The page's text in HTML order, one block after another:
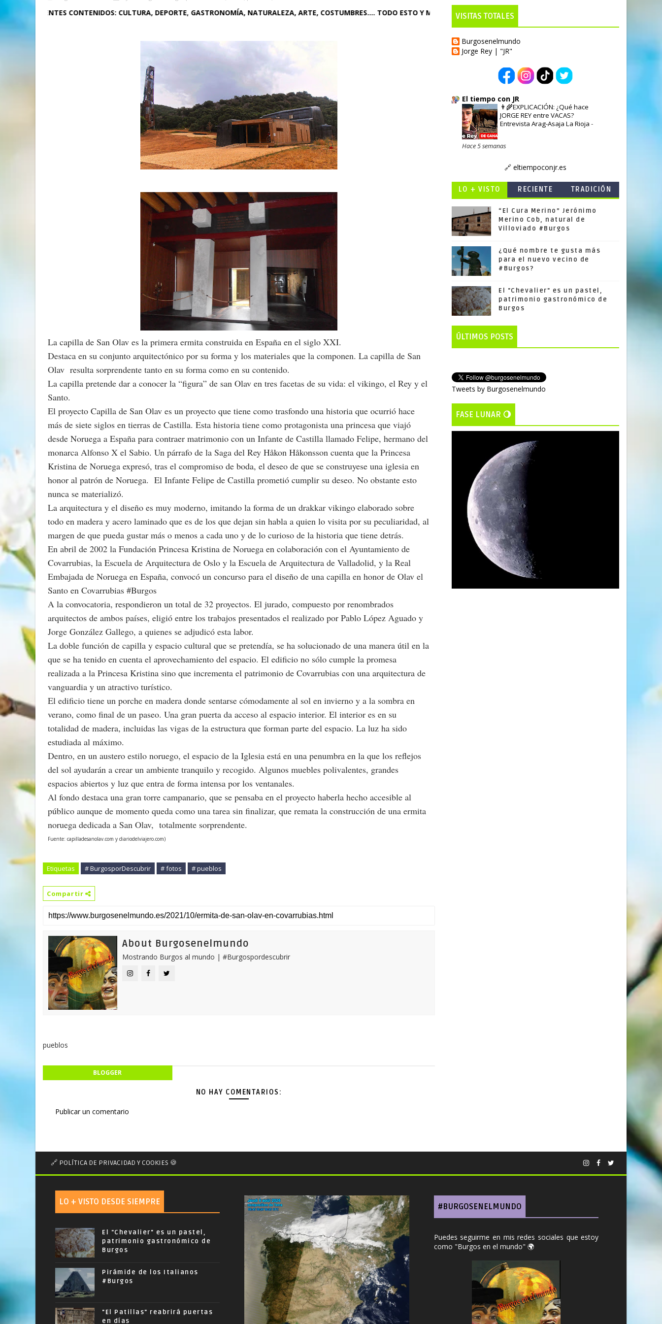
CONTENIDOS: CULTURA, DEPORTE, GASTRONOMÍA, NATURALEZA, ARTE, COSTUMBRES.... TODO ESTO Y MÁS, AQUÍ EN burgosenelmundo.es
La capilla de San Olav es la primera ermita construida en España en el siglo XXI.
Destaca en su conjunto arquitectónico por su forma y los materiales que la componen. La capilla de San
Olav resulta sorprendente tanto en su forma como en su contenido.
La capilla pretende dar a conocer la “figura” de san Olav en tres facetas de su vida: el vikingo, el Rey y el
Santo.
El proyecto Capilla de San Olav es un proyecto que tiene como trasfondo una historia que ocurrió hace
más de siete siglos en tierras de Castilla. Esta historia tiene como protagonista una princesa que viajó
desde Noruega a España para contraer matrimonio con un Infante de Castilla llamado Felipe, hermano del
monarca Alfonso X el Sabio. Un párrafo de la Saga del Rey Håkon Håkonsson cuenta que la Princesa
Kristina de Noruega expresó, tras el compromiso de boda, el deseo de que se construyese una iglesia en
honor al patrón de Noruega. El Infante Felipe de Castilla prometió cumplir su deseo. No obstante esto
nunca se materializó.
La arquitectura y el diseño es muy moderno, imitando la forma de un drakkar vikingo elaborado sobre
todo en madera y acero laminado que es de los que dejan sin habla a quien lo visita por su peculiaridad, al
margen de que pueda gustar más o menos a cada uno y de lo curioso de la historia que tiene detrás.
En abril de 2002 la Fundación Princesa Kristina de Noruega en colaboración con el Ayuntamiento de
Covarrubias, la Escuela de Arquitectura de Oslo y la Escuela de Arquitectura de Valladolid, y la Real
Embajada de Noruega en España, convocó un concurso para el diseño de una capilla en honor de Olav el
Santo en Covarrubias #Burgos
A la convocatoria, respondieron un total de 32 proyectos. El jurado, compuesto por renombrados
arquitectos de ambos países, eligió entre los trabajos presentados el realizado por Pablo López Aguado y
Jorge González Gallego, a quienes se adjudicó esta labor.
La doble función de capilla y espacio cultural que se pretendía, se ha solucionado de una manera útil en la
que se ha tenido en cuenta el aprovechamiento del espacio. El edificio no sólo cumple la promesa
realizada a la Princesa Kristina sino que incrementa el patrimonio de Covarrubias con una arquitectura de
vanguardia y un atractivo turístico.
El edificio tiene un porche en madera donde sentarse cómodamente al sol en invierno y a la sombra en
verano, como final de un paseo. Una gran puerta da acceso al espacio interior. El interior es en su
totalidad de madera, incluidas las vigas de la estructura que forman parte del espacio. La luz ha sido
estudiada al máximo.
Dentro, en un austero estilo noruego, el espacio de la Iglesia está en una penumbra en la que los reflejos
del sol ayudarán a crear un ambiente tranquilo y recogido. Algunos muebles polivalentes, grandes
espacios abiertos y luz que entra de forma intensa por los ventanales.
Al fondo destaca una gran torre campanario, que se pensaba en el proyecto haberla hecho accesible al
público aunque de momento queda como una tarea sin finalizar, que remata la construcción de una ermita
noruega dedicada a San Olav, totalmente sorprendente.
Fuente: capilladesanolav.com y diariodelviajero.com)
Etiquetas # BurgosporDescubrir # fotos # pueblos
Compartir
About Burgosenelmundo
Mostrando Burgos al mundo | #Burgospordescubrir
pueblos
BLOGGER
NO HAY COMENTARIOS:
Publicar un comentario
VISITAS TOTALES
Burgosenelmundo
Jorge Rey | "JR"
El tiempo con JR
👨‍🌾EXPLICACIÓN: ¿Qué hace
JORGE REY entre VACAS?
Entrevista Arag-Asaja La Rioja -
Hace 5 semanas
🔗 eltiempoconjr.es
LO + VISTO RECIENTE TRADICIÓN
“El Cura Merino” Jerónimo
Merino Cob, natural de
Villoviado #Burgos
¿Qué nombre te gusta más
para el nuevo vecino de
#Burgos?
El "Chevalier" es un pastel,
patrimonio gastronómico de
Burgos
ÚLTIMOS POSTS
Tweets by Burgosenelmundo
FASE LUNAR 🌖
🔗 POLÍTICA DE PRIVACIDAD Y COOKIES 🍪
LO + VISTO DESDE SIEMPRE
El "Chevalier" es un pastel,
patrimonio gastronómico de
Burgos
Pirámide de los Italianos
#Burgos
"El Patillas" reabrirá puertas
en días
#BURGOSENELMUNDO
Puedes seguirme en mis redes sociales que estoy
como "Burgos en el mundo" 🌍